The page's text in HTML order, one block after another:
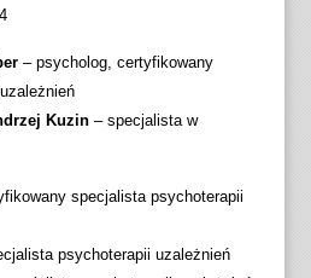
– psycholog, certyfikowany
Kuzin– specjalista w
specjalista psychoterapii
psychoterapii uzależnień